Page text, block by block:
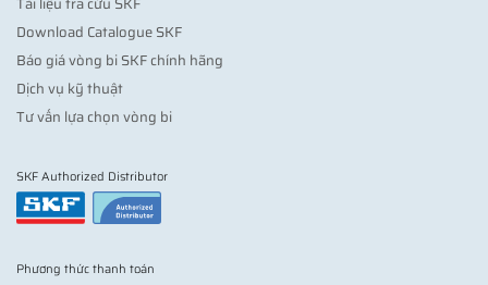
Download Catalogue SKF
Báo giá vòng bi SKF chính hãng
Dịch vụ kỹ thuật
Tư vấn lựa chọn vòng bi
SKF Authorized Distributor
Phương thức thanh toán